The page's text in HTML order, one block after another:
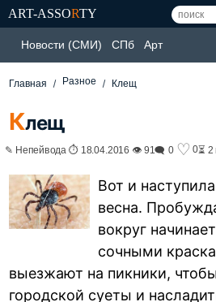
ART-ASSORTY
Новости (СМИ) СПб Арт
Главная Разное Клещ
Клещ
✎ Непейвода ⏱ 18.04.2016 👁 91🗨 0 ♡ 0⏳
Вот и
весна.
вокруг
сочными
выезжают на пикники,
городской суеты и